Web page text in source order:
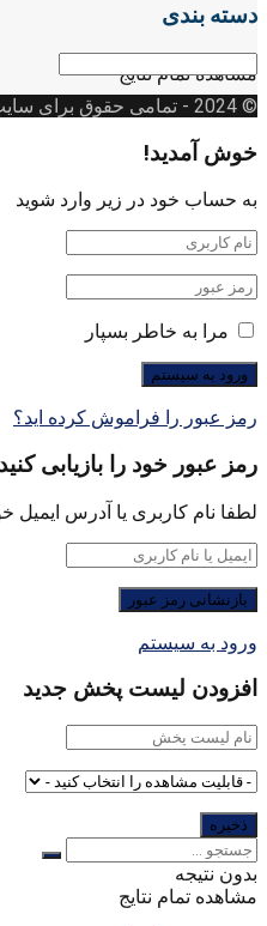
مشاهده تمام نتایج
دسته بندی
دسته
بندی
© 2024
- تمامی حقوق برای
خوش آمدید!
به حساب خود در زیر وارد شوید
مرا به خاطر بسپار
رمز عبور را فراموش کرده اید؟
رمز عبور خود را بازیابی کنید
لطفا نام کاربری یا آدرس ایمیل
ورود به سیستم
افزودن لیست پخش جدید
بدون نتیجه
مشاهده تمام نتایج